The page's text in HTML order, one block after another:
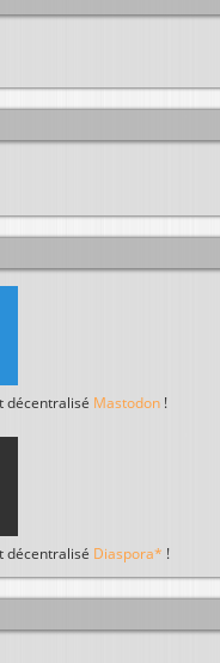
décentralisé Mastodon !
décentralisé Diaspora* !